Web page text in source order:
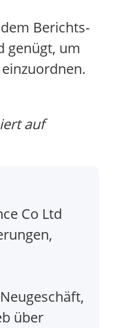
Berichts-
genügt, um
auf
Co Ltd
Neugeschäft,
über